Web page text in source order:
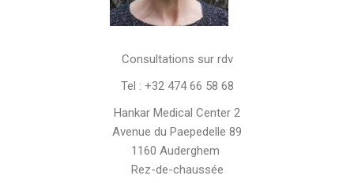
Consultations sur rdv
Tel : +32 474 66 58 68
Hankar Medical Center 2
Avenue du Paepedelle 89
1160 Auderghem
Rez-de-chaussée